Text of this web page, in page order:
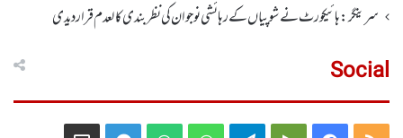
سرینگر:ہائیکورٹ نے شوپیاں کے رہائشی نوجوان کی نظربندی کالعدم قرار دیدی
Social